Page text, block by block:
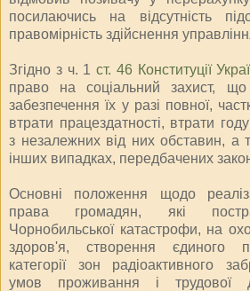
посилаючись на відсутність
правомірність здійснення
Згідно з ч. 1ст. 46 Конституції
право на соціальний захист,
забезпечення їх у разі повної,
втрати працездатності, втрати
з незалежних від них обставин, а
інших випадках, передбачених
Основні положення щодо
права громадян, які
Чорнобильської катастрофи, на
здоров'я, створення єдиного
категорії зон радіоактивного
умов проживання і трудової